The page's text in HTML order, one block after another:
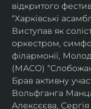
відкритого
“Харківські
Виступав як
оркестром,
філармонії,
(МАСО)
Брав активну
Вольфганга
Алексєєва,